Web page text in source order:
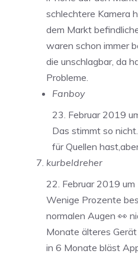
schlechtere Kamera
dem Markt
waren schon immer
die unschlagbar, da
Probleme.
Fanboy
23. Februar 2019
Das stimmt so
für Quellen
kurbeldreher
22. Februar 2019
Wenige Prozente
normalen Augen 👀
Monate älteres
in 6 Monate bläst